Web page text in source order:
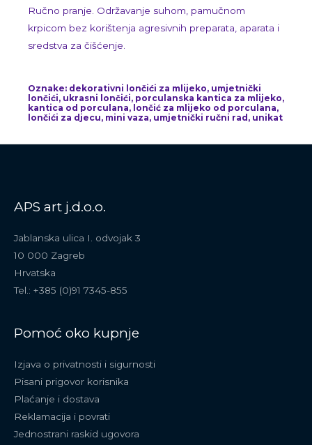
Ručno pranje. Održavanje suhom, pamučnom
krpicom bez korištenja agresivnih preparata, aparata i
sredstva za čišćenje.
Oznake: dekorativni lončići za mlijeko, umjetnički
lončići, ukrasni lončići, porculanska kantica za mlijeko,
kantica od porculana, lončić za mlijeko od porculana,
lončići za djecu, mini vaza, umjetnički ručni rad, unikat
APS art j.d.o.o.
Jablanska ulica I. odvojak 3
10 000 Zagreb
Hrvatska
Tel.: +385 (0)91 7345-855
Pomoć oko kupnje
Izjava o privatnosti i sigurnosti
Pisani prigovor korisnika
Plaćanje i dostava
Reklamacija i povrati
Jednostrani raskid ugovora